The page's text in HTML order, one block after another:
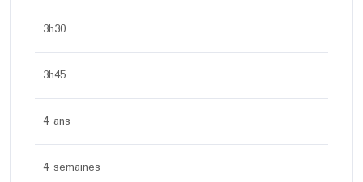
3h30
3h45
4 ans
4 semaines